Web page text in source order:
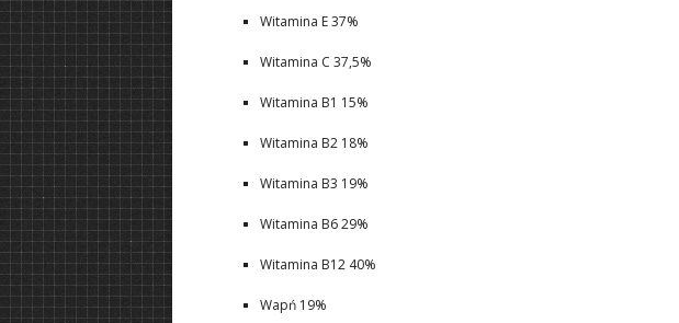
Witamina E 37%
Witamina C 37,5%
Witamina B1 15%
Witamina B2 18%
Witamina B3 19%
Witamina B6 29%
Witamina B12 40%
Wapń 19%